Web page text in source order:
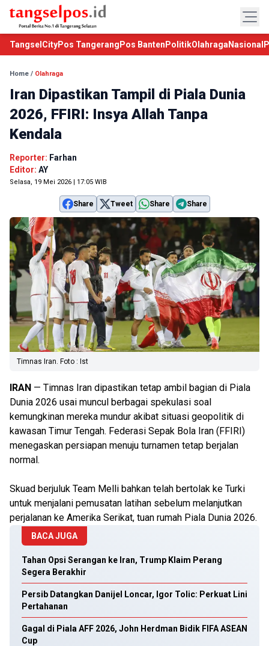
TangselCityPos Tangerang Pos Banten PolitikOlahraga Nasional
Home / Olahraga
Iran Dipastikan Tampil di Piala Dunia
2026, FFIRI: Insya Allah Tanpa
Kendala
Reporter: Farhan
Editor: AY
Selasa, 19 Mei 2026 | 17:05 WIB
Share Tweet Share Share
Timnas Iran. Foto : Ist
IRAN — Timnas Iran dipastikan tetap ambil bagian di Piala
Dunia 2026 usai muncul berbagai spekulasi soal
kemungkinan mereka mundur akibat situasi geopolitik di
kawasan Timur Tengah. Federasi Sepak Bola Iran (FFIRI)
menegaskan persiapan menuju turnamen tetap berjalan
normal.
Skuad berjuluk Team Melli bahkan telah bertolak ke Turki
untuk menjalani pemusatan latihan sebelum melanjutkan
perjalanan ke Amerika Serikat, tuan rumah Piala Dunia 2026.
BACA JUGA
Tahan Opsi Serangan ke Iran, Trump Klaim Perang
Segera Berakhir
Persib Datangkan Danijel Loncar, Igor Tolic: Perkuat Lini
Pertahanan
Gagal di Piala AFF 2026, John Herdman Bidik FIFA ASEAN
Cup